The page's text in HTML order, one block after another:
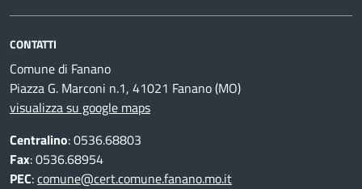
CONTATTI
Comune di Fanano
Piazza G. Marconi n.1, 41021 Fanano (MO)
visualizza su google maps
Centralino: 0536.68803
Fax: 0536.68954
PEC:comune@cert.comune.fanano.mo.it